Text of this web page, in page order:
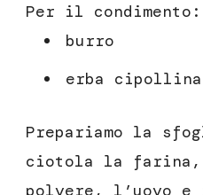
Per il condimento:
burro
erba cipollina
Prepariamo la
ciotola la
polvere, l’uovo